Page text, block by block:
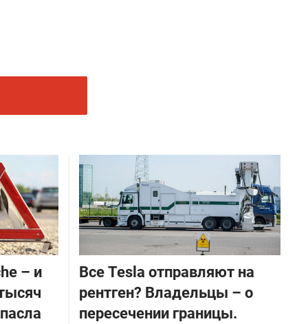
– и
Все Tesla отправляют на
рентген? Владельцы – о
пересечении границы.